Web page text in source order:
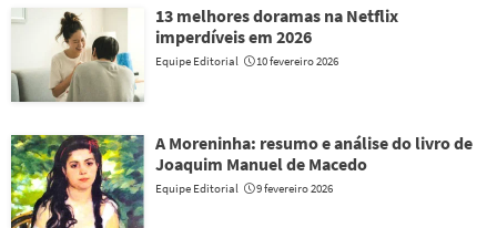
13 melhores doramas na Netflix
imperdíveis em 2026
Equipe Editorial 10 fevereiro 2026
A Moreninha: resumo e análise do livro de
Joaquim Manuel de Macedo
Equipe Editorial 9 fevereiro 2026